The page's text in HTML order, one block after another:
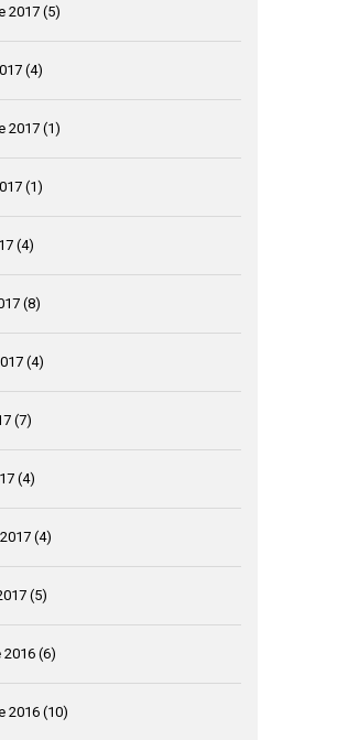
2017(5)
(4)
2017 (1)
(1)
(4)
(8)
(4)
(7)
(4)
(4)
(5)
2016 (6)
2016(10)